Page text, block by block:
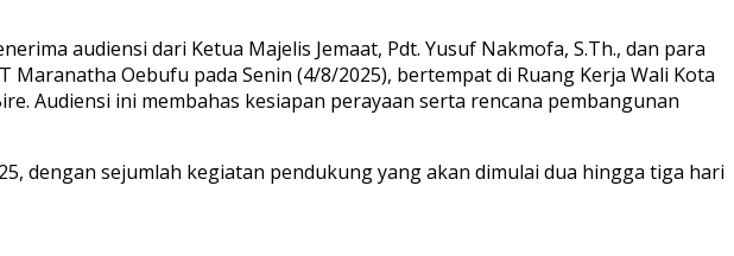
audiensi dari Ketua Majelis Jemaat, Pdt. Yusuf Nakmofa, S.Th., dan para
Oebufu pada Senin (4/8/2025), bertempat di Ruang Kerja Wali Kota
Audiensi ini membahas kesiapan perayaan serta rencana pembangunan
dengan sejumlah kegiatan pendukung yang akan dimulai dua hingga tiga hari